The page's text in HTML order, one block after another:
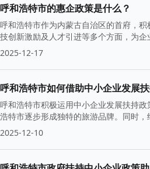
呼和浩特市的惠企政策是什么？
呼和浩特市作为内蒙古自治区的首府，
技创新激励及人才引进等多个方面，为
2025-12-17
呼和浩特市如何借助中小企业发展
呼和浩特市积极运用中小企业发展扶持
浩特市逐步形成独特的旅游品牌。同时
2025-12-10